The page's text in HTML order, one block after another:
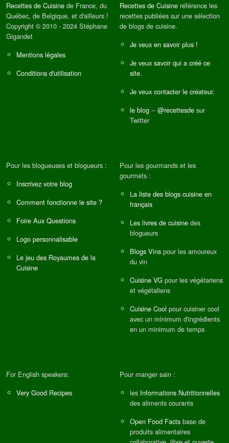
Recettes de Cuisine de France, du
Québec, de Belgique, et d'ailleurs !
Copyright © 2010 - 2024 Stéphane
Gigandet
Mentions légales
Conditions d'utilisation
Recettes de Cuisine référence les
recettes publiées sur une sélection
de blogs de cuisine.
Je veux en savoir plus !
Je veux savoir qui a créé ce
site.
Je veux contacter le créateur.
le blog -- @recettesde sur
Twitter
Pour les blogueuses et blogueurs :
Inscrivez votre blog
Comment fonctionne le site ?
Foire Aux Questions
Logo personnalisable
Le jeu des Royaumes de la
Cuisine
Pour les gourmands et les
gourmets :
La liste des blogs cuisine en
français
Les livres de cuisine des
blogueurs
Blogs Vins pour les amoureux
du vin
Cuisine VG pour les végétariens
et végétaliens
Cuisine Cool pour cuisiner cool
avec un minimum d'ingrédients
en un minimum de temps
For English speakers:
Very Good Recipes
Pour manger sain :
les Informations Nutritionnelles
des aliments courants
Open Food Facts base de
produits alimentaires